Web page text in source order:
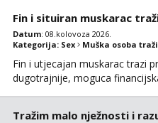
Fin i situiran muskarac
Datum: 08.kolovoza 2026.
Kategorija: Sex Muška osoba
Fin i utjecajan muskarac trazi
dugotrajnije, moguca
Tražim malo nježnosti i